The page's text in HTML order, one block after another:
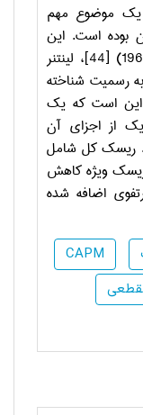
یک موضوع مهم
بوده است. این
توسط شارپ (1964) [44]، لینتنر
به رسمیت شناخته
این است که یک
از اجزای آن
ریسک کل شامل
ویژه کاهش
اضافه شده
CAPM